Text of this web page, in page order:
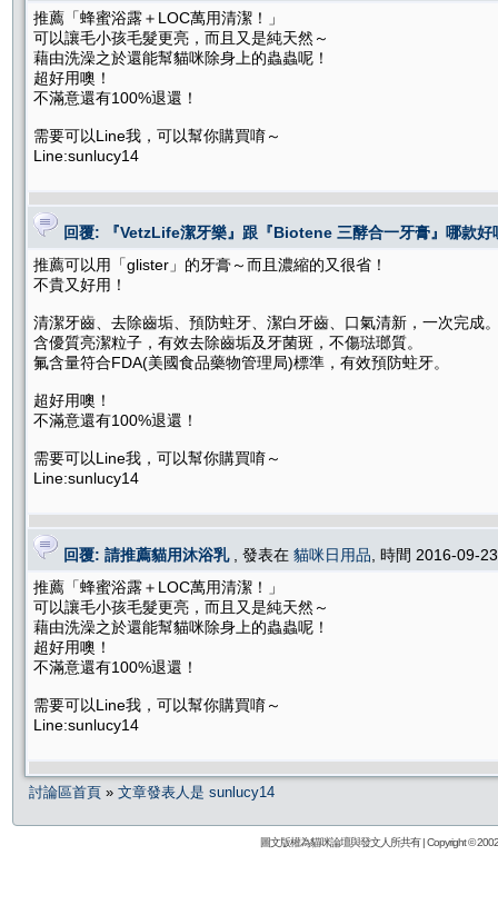
推薦「蜂蜜浴露＋LOC萬用清潔！」
可以讓毛小孩毛髮更亮，而且又是純天然～
藉由洗澡之於還能幫貓咪除身上的蟲蟲呢！
超好用噢！
不滿意還有100%退還！
需要可以Line我，可以幫你購買唷～
Line:sunlucy14
回覆: 『VetzLife潔牙樂』跟『Biotene 三酵合一牙膏』哪款好
推薦可以用「glister」的牙膏～而且濃縮的又很省！
不貴又好用！
清潔牙齒、去除齒垢、預防蛀牙、潔白牙齒、口氣清新，一次完成
含優質亮潔粒子，有效去除齒垢及牙菌斑，不傷琺瑯質。
氟含量符合FDA(美國食品藥物管理局)標準，有效預防蛀牙。
超好用噢！
不滿意還有100%退還！
需要可以Line我，可以幫你購買唷～
Line:sunlucy14
回覆: 請推薦貓用沐浴乳 , 發表在 貓咪日用品 , 時間 2016-09-
推薦「蜂蜜浴露＋LOC萬用清潔！」
可以讓毛小孩毛髮更亮，而且又是純天然～
藉由洗澡之於還能幫貓咪除身上的蟲蟲呢！
超好用噢！
不滿意還有100%退還！
需要可以Line我，可以幫你購買唷～
Line:sunlucy14
討論區首頁 » 文章發表人是 sunlucy14
圖文版權為貓咪論壇與發文人所共有 | Copyright ©